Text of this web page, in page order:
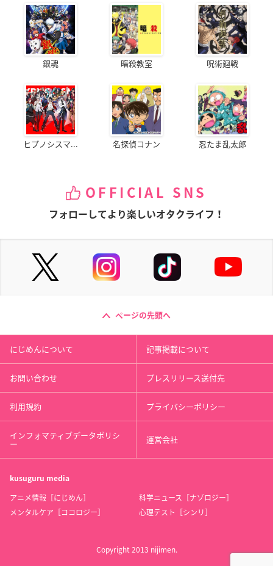
銀魂 暗殺教室 呪術廻戦
ヒプノシスマ... 名探偵コナン 忍たま乱太郎
OFFICIAL SNS
フォローしてより楽しいオタクライフ！
ページの先頭へ
にじめんについて 記事掲載について
お問い合わせ プレスリリース送付先
利用規約 プライバシーポリシー
インフォマティブデータポリシ
ー 運営会社
kusuguru media
アニメ情報［にじめん］
科学ニュース［ナゾロジー］
メンタルケア［ココロジー］
心理テスト［シンリ］
Copyright 2013 nijimen.